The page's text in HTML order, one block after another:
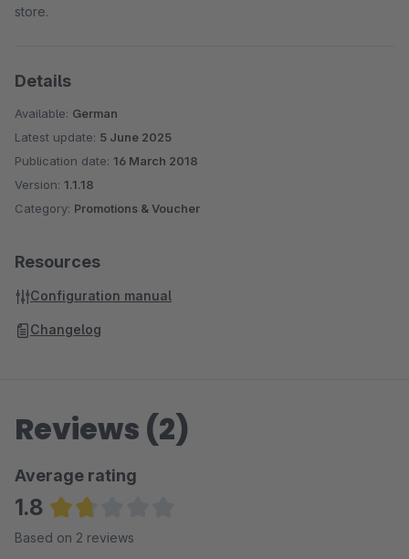
store.
Details
Available: German
Latest update: 5 June 2025
Publication date: 16 March 2018
Version: 1.1.18
Category: Promotions & Voucher
Resources
Configuration manual
Changelog
Reviews (2)
Average rating
1.8
Average rating of 1.75 out of 5 stars
Based on 2 reviews